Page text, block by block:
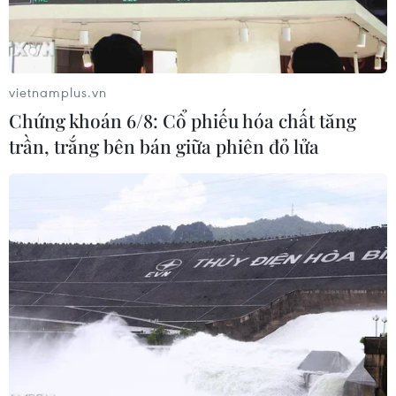
Nhân viên y tế chuyển bệnh nhân COVID-19 tới trung tâm y tế ở
New York, Mỹ, ngày 8/1/2021. (Ảnh: THX/TTXVN)
Phóng viênTTXVN tại New York dẫn báo
Newsweek ngày15/1 đưa tin các nhà khoa học
đã xác đinh được một chủng virus SARS-CoV-2
vietnamplus.vn
Chứng khoán 6/8: Cổ phiếu hóa chất tăng
trần, trắng bên bán giữa phiên đỏ lửa